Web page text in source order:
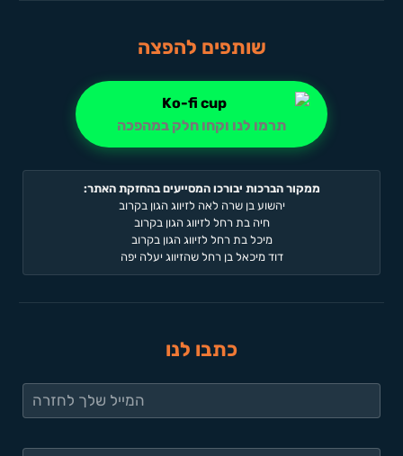
שותפים להפצה
תרמו לנו וקחו חלק במהפכה
ממקור הברכות יבורכו המסייעים בהחזקת האתר:
יהשוע בן שרה לאה לזיווג הגון בקרוב
חיה בת רחל לזיווג הגון בקרוב
מיכל בת רחל לזיווג הגון בקרוב
דוד מיכאל בן רחל שהזיווג יעלה יפה
כתבו לנו